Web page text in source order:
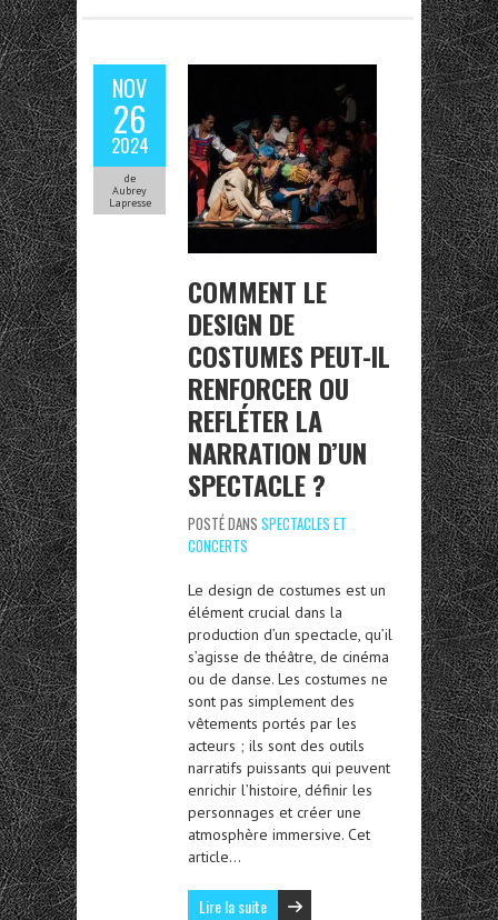
NOV
26
2024
de
Aubrey
Lapresse
COMMENT LE
DESIGN DE
COSTUMES PEUT-IL
RENFORCER OU
REFLÉTER LA
NARRATION D’UN
SPECTACLE ?
POSTÉ DANS SPECTACLES ET
CONCERTS
Le design de costumes est un
élément crucial dans la
production d’un spectacle, qu’il
s’agisse de théâtre, de cinéma
ou de danse. Les costumes ne
sont pas simplement des
vêtements portés par les
acteurs ; ils sont des outils
narratifs puissants qui peuvent
enrichir l’histoire, définir les
personnages et créer une
atmosphère immersive. Cet
article…
Lire la suite